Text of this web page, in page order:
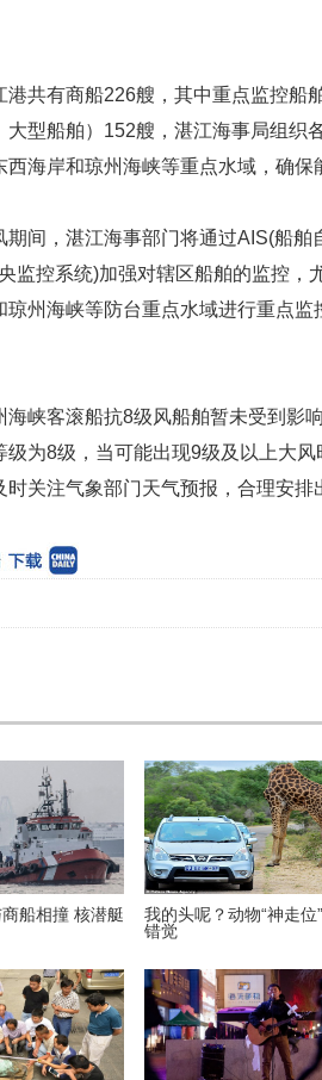
港共有商船226艘，其中重点监控船
大型船舶）152艘，湛江海事局组织
西海岸和琼州海峡等重点水域，确保
期间，湛江海事部门将通过AIS(船
监控系统)加强对辖区船舶的监控，
琼州海峡等防台重点水域进行重点
海峡客滚船抗8级风船舶暂未受到影
级为8级，当可能出现9级及以上大
时关注气象部门天气预报，合理安排
出现巨型UFO 高墙之内：探访泰国重